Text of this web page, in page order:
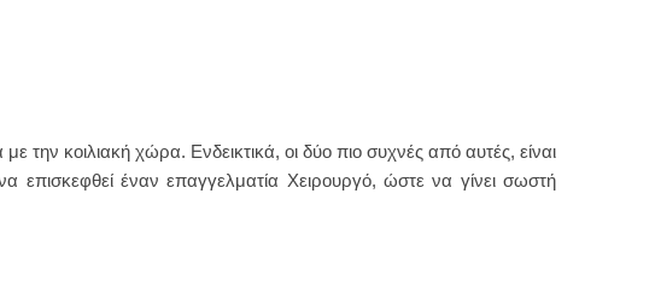
την κοιλιακή χώρα. Ενδεικτικά, οι δύο πιο συχνές από αυτές, είναι
επισκεφθεί έναν επαγγελματία Χειρουργό, ώστε να γίνει σωστή